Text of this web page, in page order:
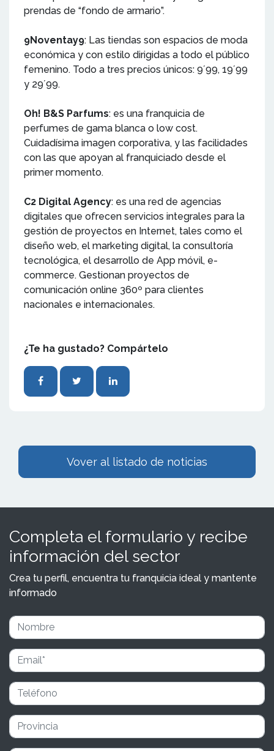
prendas de “fondo de armario”.
9Noventay9: Las tiendas son espacios de moda
económica y con estilo dirigidas a todo el público
femenino. Todo a tres precios únicos: 9´99, 19´99
y 29´99.
Oh! B&S Parfums: es una franquicia de
perfumes de gama blanca o low cost.
Cuidadísima imagen corporativa, y las facilidades
con las que apoyan al franquiciado desde el
primer momento.
C2 Digital Agency: es una red de agencias
digitales que ofrecen servicios integrales para la
gestión de proyectos en Internet, tales como el
diseño web, el marketing digital, la consultoría
tecnológica, el desarrollo de App móvil, e-
commerce. Gestionan proyectos de
comunicación online 360º para clientes
nacionales e internacionales.
¿Te ha gustado? Compártelo
Vover al listado de noticias
Completa el formulario y recibe
información del sector
Crea tu perfil, encuentra tu franquicia ideal y mantente
informado